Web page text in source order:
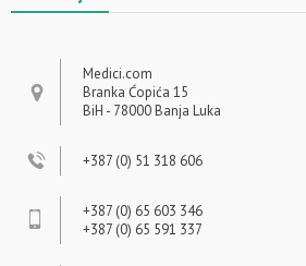
Medici.com
Branka Ćopića 15
BiH - 78000 Banja Luka
+387 (0) 51 318 606
+387 (0) 65 603 346
+387 (0) 65 591 337